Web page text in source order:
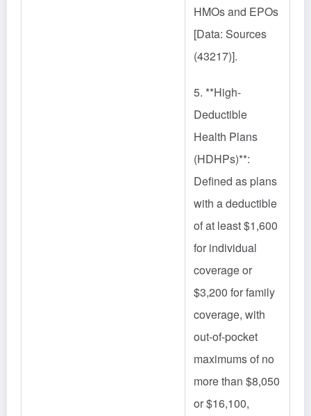
HMOs and EPOs
[Data: Sources
(43217)].
5. **High-
Deductible
Health Plans
(HDHPs)**:
Defined as plans
with a deductible
of at least $1,600
for individual
coverage or
$3,200 for family
coverage, with
out-of-pocket
maximums of no
more than $8,050
or $16,100,